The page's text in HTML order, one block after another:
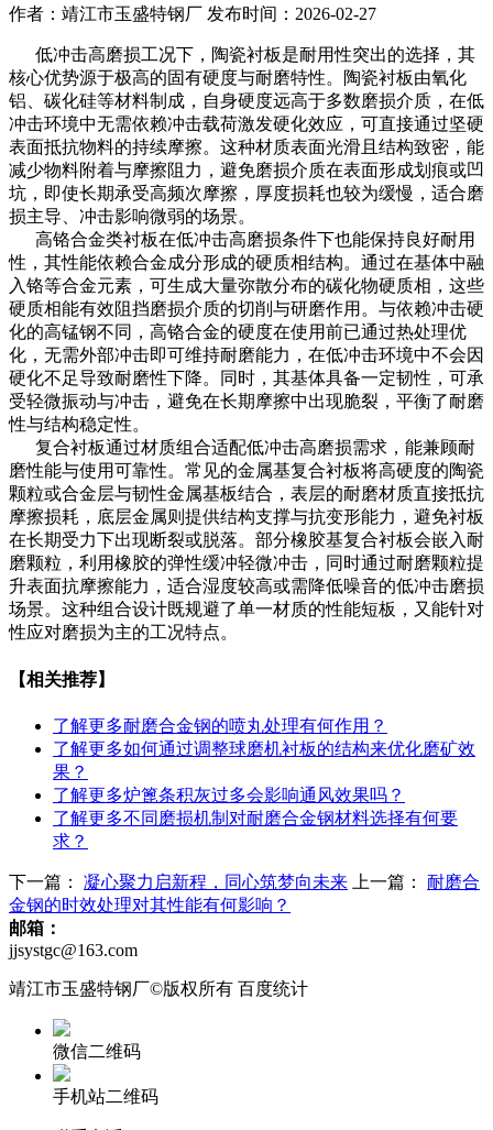
作者：靖江市玉盛特钢厂 发布时间：2026-02-27
低冲击高磨损工况下，陶瓷衬板是耐用性突出的选择，其
核心优势源于极高的固有硬度与耐磨特性。陶瓷衬板由氧化
铝、碳化硅等材料制成，自身硬度远高于多数磨损介质，在低
冲击环境中无需依赖冲击载荷激发硬化效应，可直接通过坚硬
表面抵抗物料的持续摩擦。这种材质表面光滑且结构致密，能
减少物料附着与摩擦阻力，避免磨损介质在表面形成划痕或凹
坑，即使长期承受高频次摩擦，厚度损耗也较为缓慢，适合磨
损主导、冲击影响微弱的场景。
高铬合金类衬板在低冲击高磨损条件下也能保持良好耐用
性，其性能依赖合金成分形成的硬质相结构。通过在基体中融
入铬等合金元素，可生成大量弥散分布的碳化物硬质相，这些
硬质相能有效阻挡磨损介质的切削与研磨作用。与依赖冲击硬
化的高锰钢不同，高铬合金的硬度在使用前已通过热处理优
化，无需外部冲击即可维持耐磨能力，在低冲击环境中不会因
硬化不足导致耐磨性下降。同时，其基体具备一定韧性，可承
受轻微振动与冲击，避免在长期摩擦中出现脆裂，平衡了耐磨
性与结构稳定性。
复合衬板通过材质组合适配低冲击高磨损需求，能兼顾耐
磨性能与使用可靠性。常见的金属基复合衬板将高硬度的陶瓷
颗粒或合金层与韧性金属基板结合，表层的耐磨材质直接抵抗
摩擦损耗，底层金属则提供结构支撑与抗变形能力，避免衬板
在长期受力下出现断裂或脱落。部分橡胶基复合衬板会嵌入耐
磨颗粒，利用橡胶的弹性缓冲轻微冲击，同时通过耐磨颗粒提
升表面抗摩擦能力，适合湿度较高或需降低噪音的低冲击磨损
场景。这种组合设计既规避了单一材质的性能短板，又能针对
性应对磨损为主的工况特点。
【相关推荐】
了解更多耐磨合金钢的喷丸处理有何作用？
了解更多如何通过调整球磨机衬板的结构来优化磨矿效
果？
了解更多炉篦条积灰过多会影响通风效果吗？
了解更多不同磨损机制对耐磨合金钢材料选择有何要
求？
下一篇： 凝心聚力启新程，同心筑梦向未来 上一篇： ‌耐磨合
金钢的时效处理对其性能有何影响？‌
邮箱：
jjsystgc@163.com
靖江市玉盛特钢厂©版权所有 百度统计
微信二维码
手机站二维码